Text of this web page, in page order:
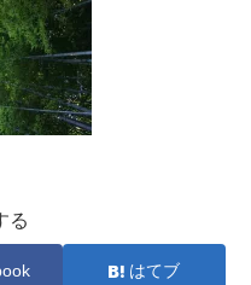
る
はてブ